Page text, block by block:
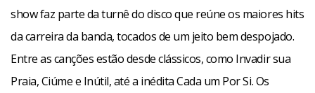
show faz parte da turnê do disco que reúne os maiores hits
da carreira da banda, tocados de um jeito bem despojado.
Entre as canções estão desde clássicos, como Invadir sua
Praia, Ciúme e Inútil, até a inédita Cada um Por Si. Os